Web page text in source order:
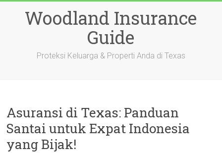
Woodland Insurance
Guide
Proteksi Keluarga & Properti Anda di Texas
Asuransi di Texas: Panduan
Santai untuk Expat Indonesia
yang Bijak!